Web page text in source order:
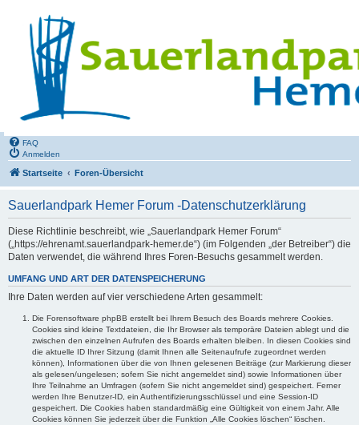
FAQ
Anmelden
Startseite Foren-Übersicht
Sauerlandpark Hemer Forum -Datenschutzerklärung
Diese Richtlinie beschreibt, wie „Sauerlandpark Hemer Forum“
(„https://ehrenamt.sauerlandpark-hemer.de“) (im Folgenden „der Betreiber“) die
Daten verwendet, die während Ihres Foren-Besuchs gesammelt werden.
UMFANG UND ART DER DATENSPEICHERUNG
Ihre Daten werden auf vier verschiedene Arten gesammelt:
Die Forensoftware phpBB erstellt bei Ihrem Besuch des Boards mehrere Cookies.
Cookies sind kleine Textdateien, die Ihr Browser als temporäre Dateien ablegt und die
zwischen den einzelnen Aufrufen des Boards erhalten bleiben. In diesen Cookies sind
die aktuelle ID Ihrer Sitzung (damit Ihnen alle Seitenaufrufe zugeordnet werden
können), Informationen über die von Ihnen gelesenen Beiträge (zur Markierung dieser
als gelesen/ungelesen; sofern Sie nicht angemeldet sind) sowie Informationen über
Ihre Teilnahme an Umfragen (sofern Sie nicht angemeldet sind) gespeichert. Ferner
werden Ihre Benutzer-ID, ein Authentifizierungsschlüssel und eine Session-ID
gespeichert. Die Cookies haben standardmäßig eine Gültigkeit von einem Jahr. Alle
Cookies können Sie jederzeit über die Funktion „Alle Cookies löschen“ löschen.